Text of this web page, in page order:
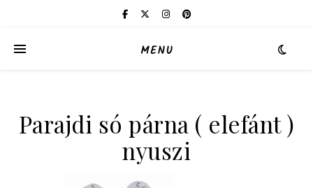
MENU
Parajdi só párna ( elefánt )
nyuszi